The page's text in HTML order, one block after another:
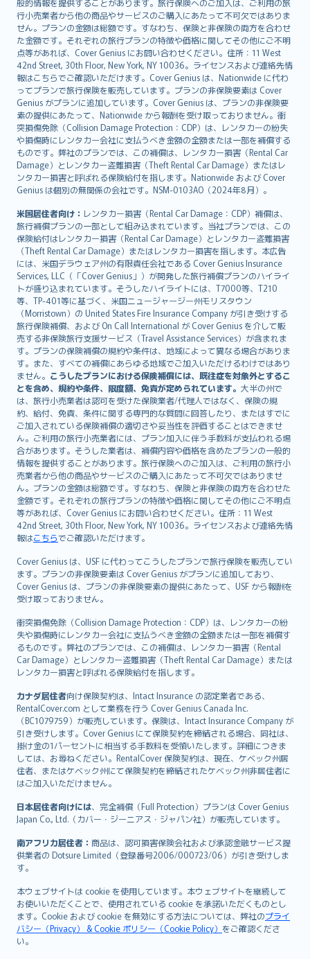
行小売業者から他の商品やサービスのご購入にあたって不可欠ではありま
せん。プランの金額は総額です。すなわち、保険と非保険の両方を合わせ
た金額です。それぞれの旅行プランの特徴や価格に関してその他にご不明
点等があれば、Cover Genius にお問い合わせください。住所：11 West
42nd Street, 30th Floor, New York, NY 10036。ライセンスおよび連絡先情
報はこちらでご確認いただけます。Cover Genius は、Nationwide に代わ
ってプランで旅行保険を販売しています。プランの非保険要素は Cover
Genius がプランに追加しています。Cover Genius は、プランの非保険要
素の提供にあたって、Nationwide から報酬を受け取っておりません。衝
突損傷免除（Collision Damage Protection：CDP）は、レンタカーの紛失
や損傷時にレンタカー会社に支払うべき金額の全額または一部を補償する
ものです。弊社のプランでは、この補償は、レンタカー損害（Rental Car
Damage）とレンタカー盗難損害（Theft Rental Car Damage）またはレ
ンタカー損害と呼ばれる保険給付を指します。Nationwide および Cover
Genius は個別の無関係の会社です。NSM-0103AO（2024年8月）。
米国居住者向け： レンタカー損害（Rental Car Damage：CDP）補償は、
旅行補償プランの一部として組み込まれています。当社プランでは、この
保険給付はレンタカー損害（Rental Car Damage）とレンタカー盗難損害
（Theft Rental Car Damage）またはレンタカー損害を指します。本広告
には、米国デラウェア州の有限責任会社である Cover Genius Insurance
Services, LLC（「Cover Genius」）が開発した旅行補償プランのハイライ
トが盛り込まれています。そうしたハイライトには、T7000等、T210
等、TP-401等に基づく、米国ニュージャージー州モリスタウン
（Morristown）の United States Fire Insurance Company が引き受けする
旅行保険補償、および On Call International が Cover Genius を介して販
売する非保険旅行支援サービス（Travel Assistance Services）が含まれま
す。プランの保険補償の規約や条件は、地域によって異なる場合がありま
す。また、すべての補償にあらゆる地域でご加入いただけるわけではあり
ません。 こうしたプランにおける保険補償には、既往症を対象外とするこ
とを含め、規約や条件、限度額、免責が定められています。 大半の州で
は、旅行小売業者は認可を受けた保険業者/代理人ではなく、保険の規
約、給付、免責、条件に関する専門的な質問に回答したり、またはすでに
ご加入されている保険補償の適切さや妥当性を評価することはできませ
ん。ご利用の旅行小売業者には、プラン加入に伴う手数料が支払われる場
合があります。そうした業者は、補償内容や価格を含めたプランの一般的
情報を提供することがあります。旅行保険へのご加入は、ご利用の旅行小
売業者から他の商品やサービスのご購入にあたって不可欠ではありませ
ん。プランの金額は総額です。すなわち、保険と非保険の両方を合わせた
金額です。それぞれの旅行プランの特徴や価格に関してその他にご不明点
等があれば、Cover Genius にお問い合わせください。住所：11 West
42nd Street, 30th Floor, New York, NY 10036。ライセンスおよび連絡先情
報はこちらでご確認いただけます。
Cover Genius は、USF に代わってこうしたプランで旅行保険を販売してい
ます。プランの非保険要素は Cover Genius がプランに追加しており、
Cover Genius は、プランの非保険要素の提供にあたって、USF から報酬を
受け取っておりません。
衝突損傷免除（Collision Damage Protection：CDP）は、レンタカーの紛
失や損傷時にレンタカー会社に支払うべき金額の全額または一部を補償す
るものです。弊社のプランでは、この補償は、レンタカー損害（Rental
Car Damage）とレンタカー盗難損害（Theft Rental Car Damage）または
レンタカー損害と呼ばれる保険給付を指します。
カナダ居住者向け保険契約は、Intact Insurance の認定業者である、
RentalCover.com として業務を行う Cover Genius Canada Inc.
（BC1079759）が販売しています。保険は、Intact Insurance Company が
引き受けします。Cover Genius にて保険契約を締結される場合、同社は、
掛け金の1パーセントに相当する手数料を受領いたします。詳細につきま
しては、お尋ねください。RentalCover 保険契約は、現在、ケベック州居
住者、またはケベック州にて保険契約を締結されたケベック州非居住者に
はご加入いただけません。
日本居住者向けには、完全補償（Full Protection）プランは Cover Genius
Japan Co., Ltd.（カバー・ジーニアス・ジャパン社）が販売しています。
南アフリカ居住者： 商品は、認可損害保険会社および承認金融サービス提
供業者の Dotsure Limited（登録番号2006/000723/06）が引き受けしま
す。
本ウェブサイトは cookie を使用しています。本ウェブサイトを継続して
お使いいただくことで、使用されている cookie を承諾いただくものとし
ます。Cookie および cookie を無効にする方法については、弊社のプライ
バシー（Privacy） & Cookie ポリシー（Cookie Policy） をご確認くださ
い。
Українська
Tiếng Việt